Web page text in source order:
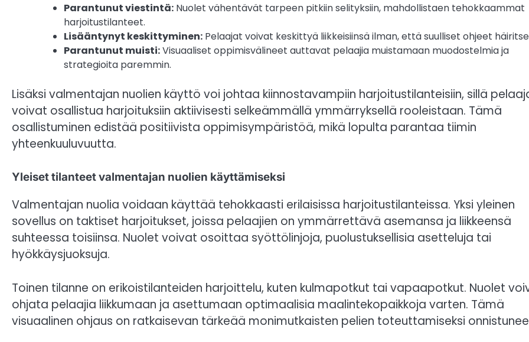
Parantunut viestintä: Nuolet vähentävät tarpeen pitkiin selityksiin, mahdollistaen tehokkaammat
harjoitustilanteet.
Lisääntynyt keskittyminen: Pelaajat voivat keskittyä liikkeisiinsä ilman, että suulliset ohjeet
Parantunut muisti:Visuaaliset oppimisvälineet auttavat pelaajia muistamaan muodostelmia ja
strategioita paremmin.
Lisäksi valmentajan nuolien käyttö voi johtaa kiinnostavampiin harjoitustilanteisiin, sillä
voivat osallistua harjoituksiin aktiivisesti selkeämmällä ymmärryksellä rooleistaan. Tämä
osallistuminen edistää positiivista oppimisympäristöä, mikä lopulta parantaa tiimin
yhteenkuuluvuutta.
Yleiset tilanteet valmentajan nuolien käyttämiseksi
Valmentajan nuolia voidaan käyttää tehokkaasti erilaisissa harjoitustilanteissa. Yksi yleinen
sovellus on taktiset harjoitukset, joissa pelaajien on ymmärrettävä asemansa ja liikkeensä
suhteessa toisiinsa. Nuolet voivat osoittaa syöttölinjoja, puolustuksellisia asetteluja tai
hyökkäysjuoksuja.
Toinen tilanne on erikoistilanteiden harjoittelu, kuten kulmapotkut tai vapaapotkut. Nuolet
ohjata pelaajia liikkumaan ja asettumaan optimaalisia maalintekopaikkoja varten. Tämä
visuaalinen ohjaus on ratkaisevan tärkeää monimutkaisten pelien toteuttamiseksi